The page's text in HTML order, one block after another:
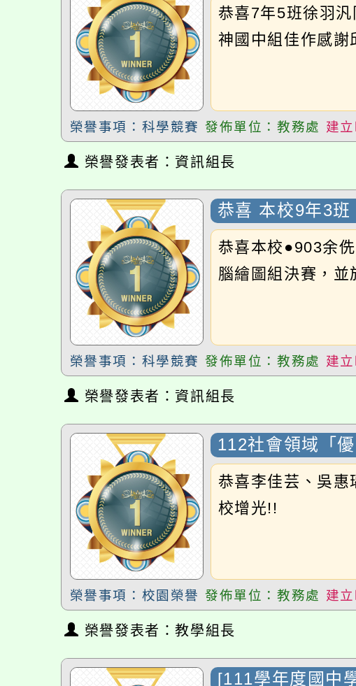
榮譽事項：科學競賽
榮譽發表者：資訊組長
恭喜 本校9年3班
圖組 甲等
腦繪圖組決賽，並於
榮譽事項：科學競賽 發佈單位：教務處 建立時
榮譽發表者：資訊組長
112社會領域「優
恭喜李佳芸、吳惠瑀
校增光!!
榮譽事項：校園榮譽 發佈單位：教務處
榮譽發表者：教學組長
[111學年度國中學
增A第3名]
恭喜本校榮獲[111學